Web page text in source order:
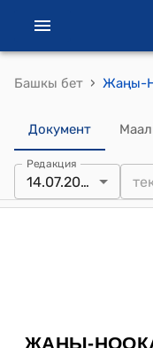
Башкы бет ›
Документ
Редакция
14.07.2017